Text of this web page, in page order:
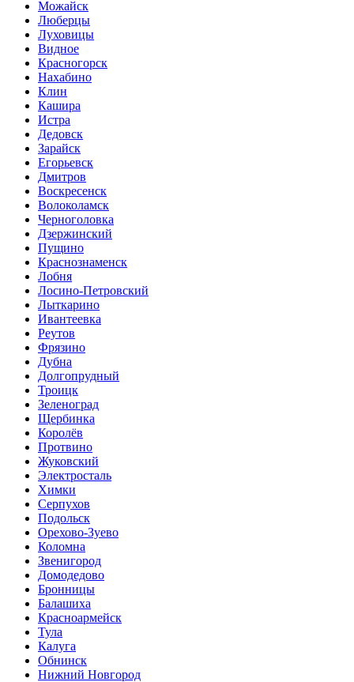
Можайск
Люберцы
Луховицы
Видное
Красногорск
Нахабино
Клин
Кашира
Истра
Дедовск
Зарайск
Егорьевск
Дмитров
Воскресенск
Волоколамск
Черноголовка
Дзержинский
Пущино
Краснознаменск
Лобня
Лосино-Петровский
Лыткарино
Ивантеевка
Реутов
Фрязино
Дубна
Долгопрудный
Троицк
Зеленоград
Щербинка
Королёв
Протвино
Жуковский
Электросталь
Химки
Серпухов
Подольск
Орехово-Зуево
Коломна
Звенигород
Домодедово
Бронницы
Балашиха
Красноармейск
Тула
Калуга
Обнинск
Нижний Новгород